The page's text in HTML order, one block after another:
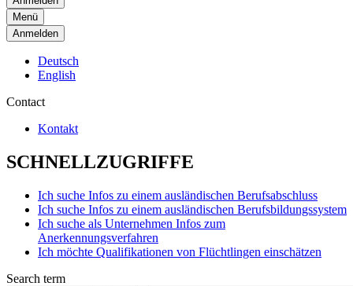
Menü
Anmelden
Deutsch
English
Contact
Kontakt
SCHNELLZUGRIFFE
Ich suche Infos zu einem ausländischen Berufsabschluss
Ich suche Infos zu einem ausländischen Berufsbildungssystem
Ich suche als Unternehmen Infos zum
Anerkennungsverfahren
Ich möchte Qualifikationen von Flüchtlingen einschätzen
Search term